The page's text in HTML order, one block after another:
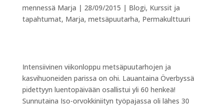
mennessä Marja | 28/09/2015 | Blogi, Kurssit ja
tapahtumat, Marja, metsäpuutarha, Permakulttuuri
Intensiivinen viikonloppu metsäpuutarhojen ja
kasvihuoneiden parissa on ohi. Lauantaina Överbyssä
pidettyyn luentopäivään osallistui yli 60 henkeä!
Sunnutaina Iso-orvokkiniityn työpajassa oli lähes 30